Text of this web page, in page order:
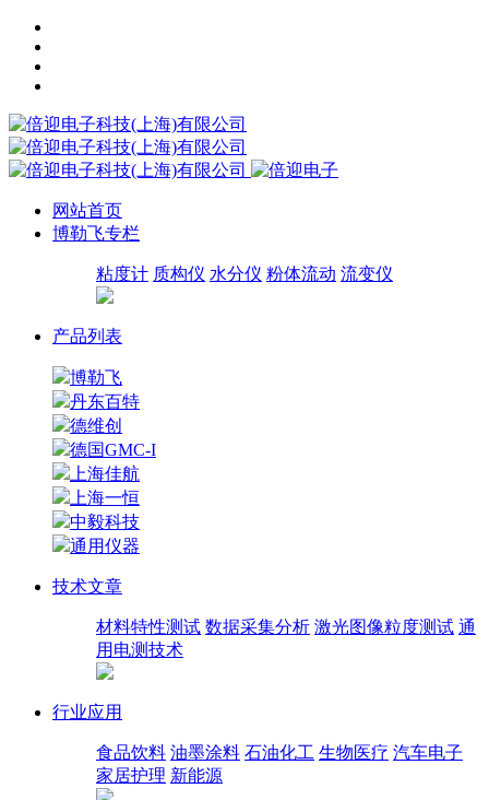
网站首页
博勒飞专栏
粘度计 质构仪 水分仪 粉体流动 流变仪
产品列表
博勒飞
丹东百特
德维创
德国GMC-I
上海佳航
上海一恒
中毅科技
通用仪器
技术文章
材料特性测试 数据采集分析 激光图像粒度测试 通
用电测技术
行业应用
食品饮料 油墨涂料 石油化工 生物医疗 汽车电子
家居护理 新能源